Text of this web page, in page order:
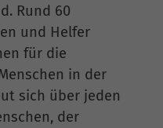
Rund 60
und Helfer
für die
in der
sich über jeden
der